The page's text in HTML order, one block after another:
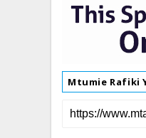
Mtumie Rafiki